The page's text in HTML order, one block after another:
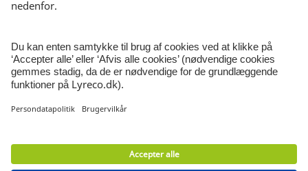
© Lyreco 2026 | CVR-nr 62545313
Persondatapolitik
emballageafgift
Map